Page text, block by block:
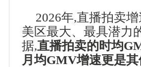
2026年,直播拍卖
美区最大、最具潜力
据,直播拍卖的时均
月均GMV增速更是